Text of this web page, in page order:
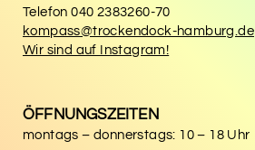
Telefon 040 2383260-70
kompass@trockendock-hamburg.de
Wir sind auf Instagram!
ÖFFNUNGSZEITEN
montags – donnerstags: 10 – 18 Uhr